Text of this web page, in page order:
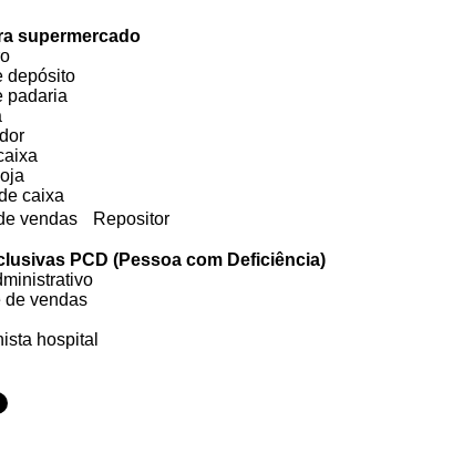
supermercado
depósito
padaria
caixa
vendas Repositor
PCD (Pessoa com Deficiência)
de vendas
hospital